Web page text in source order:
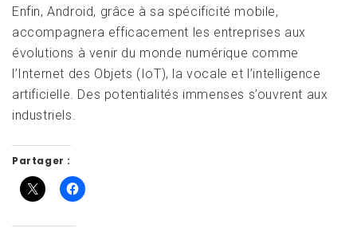
Enfin, Android, grâce à sa spécificité mobile,
accompagnera efficacement les entreprises aux
évolutions à venir du monde numérique comme
l’Internet des Objets (IoT), la vocale et l’intelligence
artificielle. Des potentialités immenses s’ouvrent aux
industriels.
Partager :